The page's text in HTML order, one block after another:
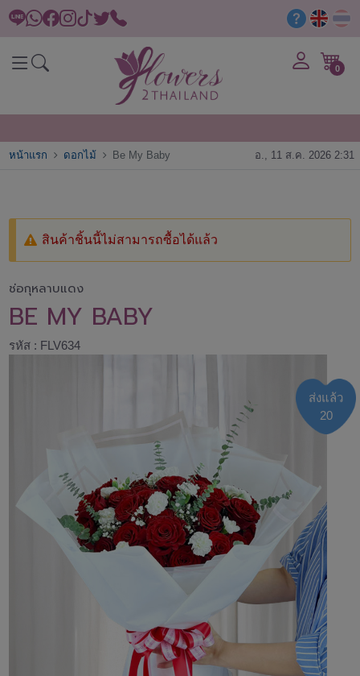
0
หน้าแรก ดอกไม้ Be My Baby อ., 11 ส.ค. 2026 2:31
สินค้าชิ้นนี้ไม่สามารถซื้อได้แล้ว
ช่อกุหลาบแดง
BE MY BABY
รหัส : FLV634
ส่งแล้ว
20